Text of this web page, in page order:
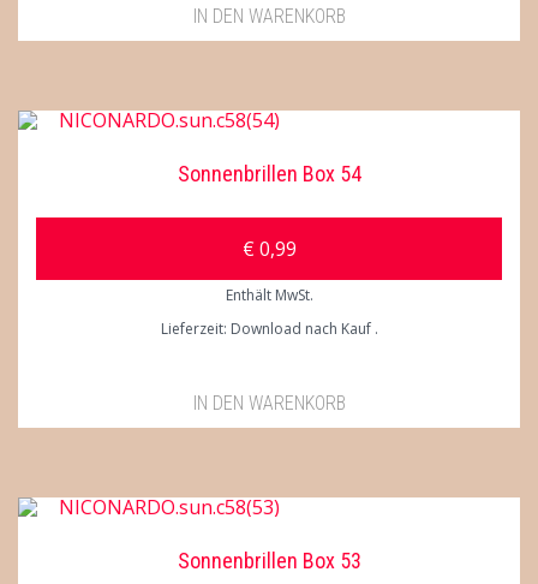
IN DEN WARENKORB
Sonnenbrillen Box 54
€0,99
Enthält MwSt.
Lieferzeit: Download nach Kauf
IN DEN WARENKORB
Sonnenbrillen Box 53